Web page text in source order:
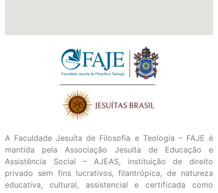
A Faculdade Jesuíta de Filosofia e Teologia – FAJE é
mantida pela Associação Jesuíta de Educação e
Assistência Social – AJEAS, instituição de direito
privado sem fins lucrativos, filantrópica, de natureza
educativa, cultural, assistencial e certificada como